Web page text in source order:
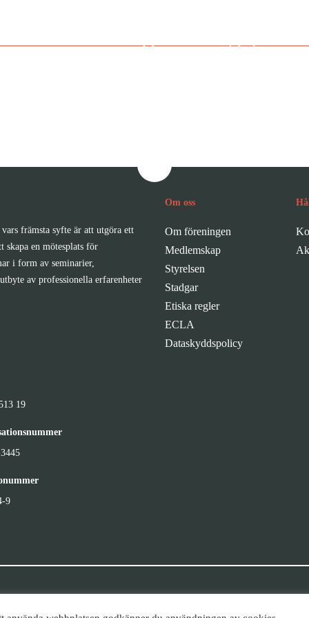
främsta syfte är att utgöra ett
skapa en mötesplats för
i form av seminarier,
av professionella erfarenheter
19
9
Om oss
Om föreningen
Medlemskap
Styrelsen
Stadgar
Etiska regler
ECLA
Dataskyddspolicy